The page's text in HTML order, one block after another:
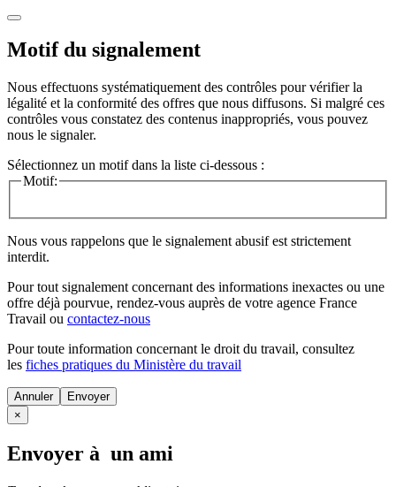
Motif du signalement
Nous effectuons systématiquement des contrôles pour vérifier la
légalité et la conformité des offres que nous diffusons. Si malgré ces
contrôles vous constatez des contenus inappropriés, vous pouvez
nous le signaler.
Sélectionnez un motif dans la liste ci-dessous :
Motif:
Nous vous rappelons que le signalement abusif est strictement
interdit.
Pour tout signalement concernant des informations inexactes ou une
offre déjà pourvue, rendez-vous auprès de votre agence France
Travail ou contactez-nous
Pour toute information concernant le droit du travail, consultez
les fiches pratiques du Ministère du travail
Annuler
×
Envoyer à un ami